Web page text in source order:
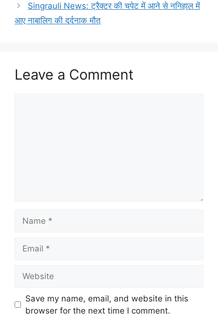
Singrauli News: ट्रैक्टर की चपेट में आने से ननिहाल में
आए नाबालिग की दर्दनाक मौत
Leave a Comment
Save my name, email, and website in this
browser for the next time I comment.